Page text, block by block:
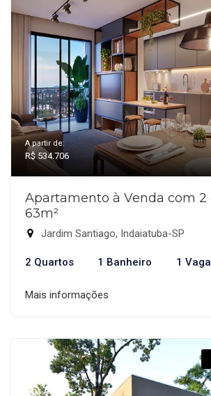
A partir de:
R$ 534.706
Apartamento à Venda com 2
63m²
Jardim Santiago, Indaiatuba-SP
2 Quartos 1 Banheiro 1 Vaga
Mais informações